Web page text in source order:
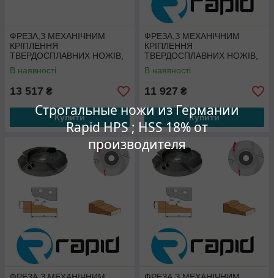
Строгальные ножи из Германии
Rapid HPS ; HSS 18% от
производителя
ФРЕЗА,З МЕХАНІЧНИМ
КРІПЛЕННЯ
ТВЕРДОСПЛАВНИХ НОЖІВ,
ДЛЯ ВИГОТОВЛЕННЯ
ФІЛЬОНКИ
В наявності
13 517 ₴
Купити
ФРЕЗА,З МЕХАНІЧНИМ
КРІПЛЕННЯ
ТВЕРДОСПЛАВНИХ НОЖІВ,
ДЛЯ ВИГОТОВЛЕННЯ
ФІЛЬОНКИ
В наявності
11 927 ₴
Купити